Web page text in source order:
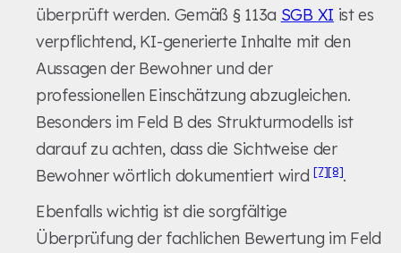
überprüft werden. Gemäß § 113a SGB XI ist es
verpflichtend, KI-generierte Inhalte mit den
Aussagen der Bewohner und der
professionellen Einschätzung abzugleichen.
Besonders im Feld B des Strukturmodells ist
darauf zu achten, dass die Sichtweise der
Bewohner wörtlich dokumentiert wird[7][8].
Ebenfalls wichtig ist die sorgfältige
Überprüfung der fachlichen Bewertung im Feld